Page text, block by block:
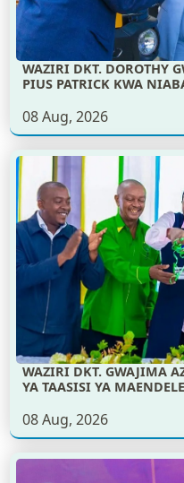
WAZIRI DKT. DOROTHY
PIUS PATRICK KWA
08 Aug, 2026
WAZIRI DKT. GWAJIMA
YA TAASISI YA
08 Aug, 2026